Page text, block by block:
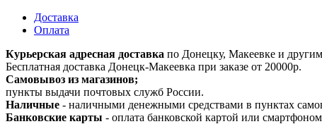
Доставка
Оплата
Курьерская адресная доставка по Донецку, Макеевке и
Бесплатная доставка Донецк-Макеевка при заказе от 20000р.
Самовывоз из магазинов;
пункты выдачи почтовых служб России.
Наличные - наличными денежными средствами в пунктах
Банковские карты - оплата банковской картой или